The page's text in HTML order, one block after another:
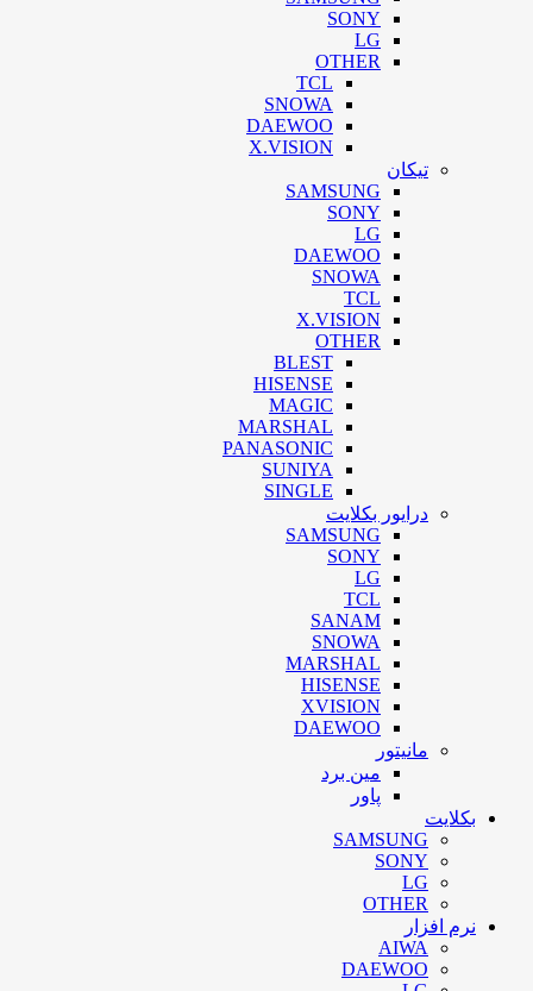
SONY
LG
OTHER
TCL
SNOWA
DAEWOO
X.VISION
تیکان
SAMSUNG
SONY
LG
DAEWOO
SNOWA
TCL
X.VISION
OTHER
BLEST
HISENSE
MAGIC
MARSHAL
PANASONIC
SUNIYA
SINGLE
درایور بکلایت
SAMSUNG
SONY
LG
TCL
SANAM
SNOWA
MARSHAL
HISENSE
XVISION
DAEWOO
مانیتور
مین برد
پاور
بکلایت
SAMSUNG
SONY
LG
OTHER
نرم افزار
AIWA
DAEWOO